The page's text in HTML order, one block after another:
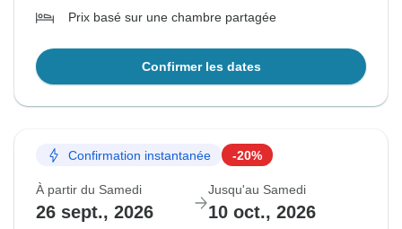
Prix basé sur une chambre partagée
Confirmer les dates
Confirmation instantanée -20%
À partir du Samedi
26 sept., 2026
Jusqu'au Samedi
10 oct., 2026